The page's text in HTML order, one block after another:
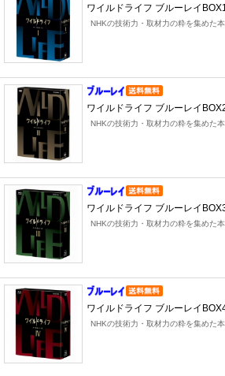
ワイルドライフ ブルーレイ
NHKの技術力・取材力の粋を集めた本
ワイルドライフ ブルーレイ
NHKの技術力・取材力の粋を集めた本
ワイルドライフ ブルーレイ
NHKの技術力・取材力の粋を集めた本
ワイルドライフ ブルーレイ
NHKの技術力・取材力の粋を集めた本